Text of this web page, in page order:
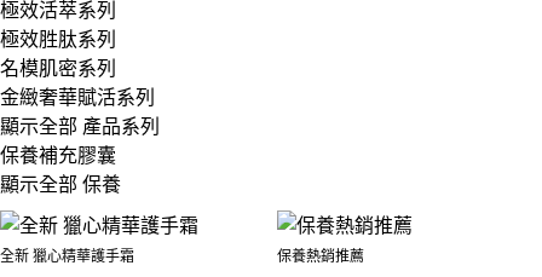
極效活萃系列
極效胜肽系列
名模肌密系列
金緻奢華賦活系列
顯示全部 產品系列
保養補充膠囊
顯示全部 保養
全新 獵心精華護手霜 保養熱銷推薦